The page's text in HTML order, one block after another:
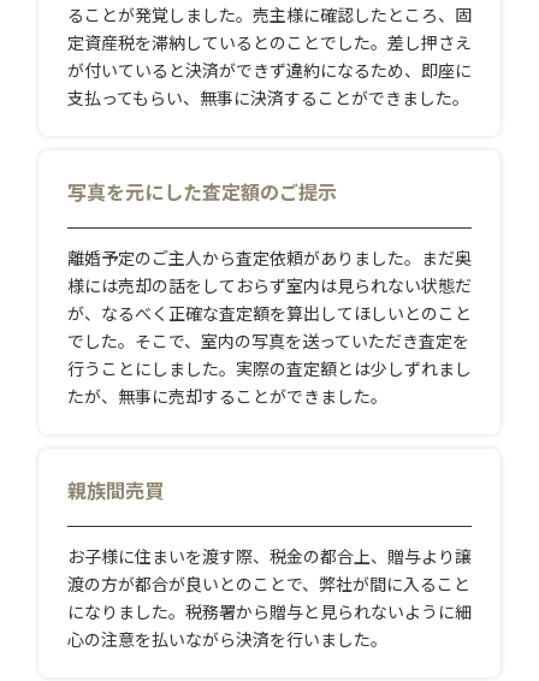
ることが発覚しました。売主様に確認したところ、固
定資産税を滞納しているとのことでした。差し押さえ
が付いていると決済ができず違約になるため、即座に
支払ってもらい、無事に決済することができました。
写真を元にした査定額のご提示
離婚予定のご主人から査定依頼がありました。まだ奥
様には売却の話をしておらず室内は見られない状態だ
が、なるべく正確な査定額を算出してほしいとのこと
でした。そこで、室内の写真を送っていただき査定を
行うことにしました。実際の査定額とは少しずれまし
たが、無事に売却することができました。
親族間売買
お子様に住まいを渡す際、税金の都合上、贈与より譲
渡の方が都合が良いとのことで、弊社が間に入ること
になりました。税務署から贈与と見られないように細
心の注意を払いながら決済を行いました。